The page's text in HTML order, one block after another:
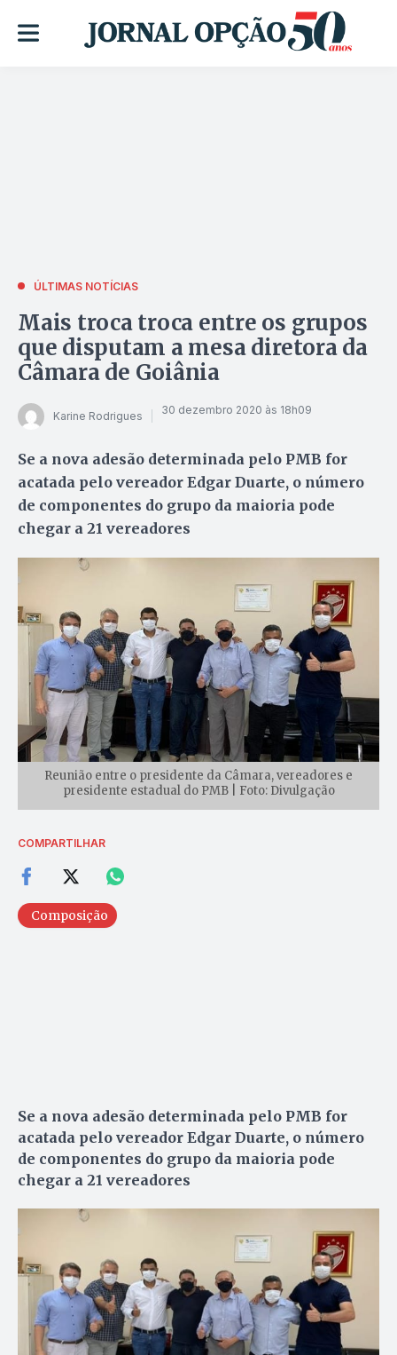
ÚLTIMAS NOTÍCIAS
Mais troca troca entre os grupos
que disputam a mesa diretora da
Câmara de Goiânia
Karine Rodrigues 30 dezembro 2020 às 18h09
Se a nova adesão determinada pelo PMB for
acatada pelo vereador Edgar Duarte, o número
de componentes do grupo da maioria pode
chegar a 21 vereadores
Reunião entre o presidente da Câmara, vereadores e
presidente estadual do PMB | Foto: Divulgação
COMPARTILHAR
Composição
Se a nova adesão determinada pelo PMB for
acatada pelo vereador Edgar Duarte, o número
de componentes do grupo da maioria pode
chegar a 21 vereadores